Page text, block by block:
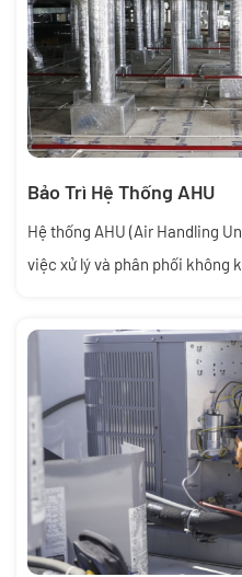
Bảo Trì Hệ Thống AHU
Hệ thống AHU (Air Handling
việc xử lý và phân phối không
không được bảo trì định kỳ,
giảm lưu lượng gió, tiêu hao
khí kém.